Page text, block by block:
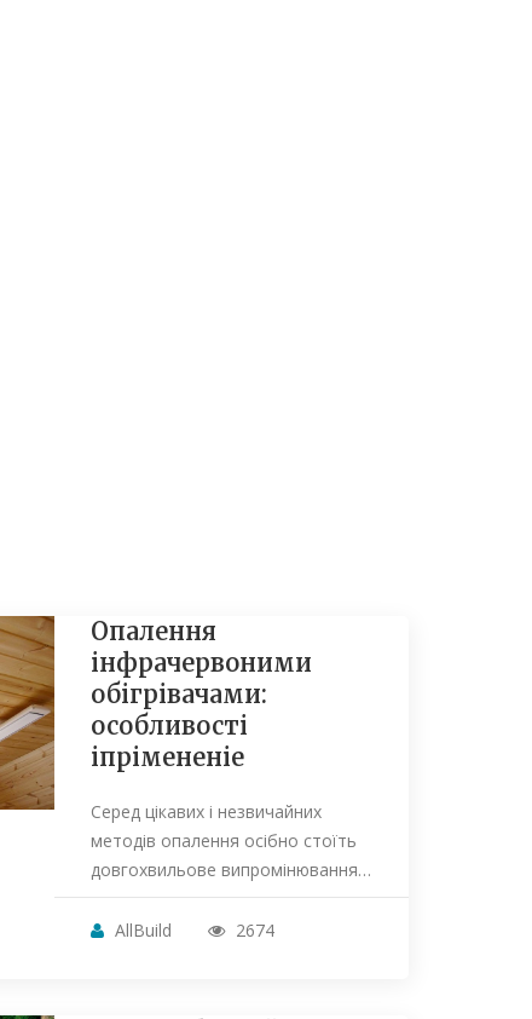
Опалення
інфрачервоними
обігрівачами:
особливості
іпрімененіе
Серед цікавих і незвичайних
методів опалення осібно стоїть
довгохвильове випромінювання…
AllBuild 2674